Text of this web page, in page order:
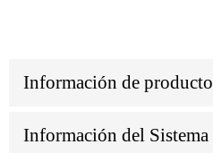
Información de producto
Información del Sistema